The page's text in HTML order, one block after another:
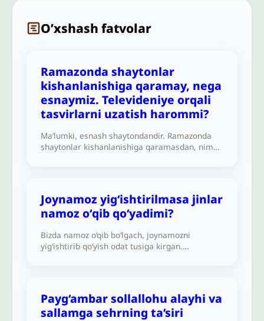
O’xshash fatvolar
Ramazonda shaytonlar
kishanlanishiga qaramay, nega
esnaymiz. Televideniye orqali
tasvirlarni uzatish harommi?
Ma’lumki, esnash shaytondandir. Ramazonda
shaytonlar kishanlanishiga qaramasdan, nima
Joynamoz yig‘ishtirilmasa jinlar
namoz oʻqib qoʻyadimi?
Bizda namoz o‘qib bo‘lgach, joynamozni
yig‘ishtirib qo‘yish odat tusiga kirgan.
bunda ibodat qilishsa, bu katta baxt-ku,
shunday emasmi? Shar’iy manbalarda bu
Payg‘ambar sollallohu alayhi va
sallamga sehrning ta’siri